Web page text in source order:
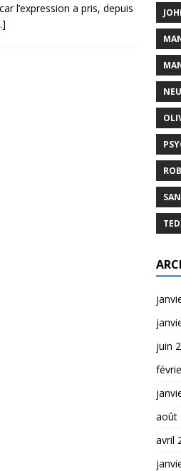
l’expression a pris, depuis
juin
août
avril